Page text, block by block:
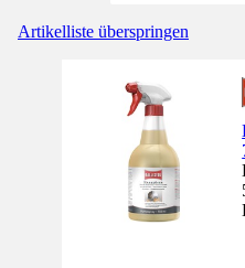
Artikelliste überspringen